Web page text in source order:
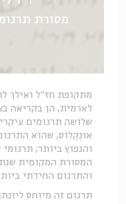
מסורת
מתקופת חז"ל ואילך
לארמית, הן בקריאה
שלושה תרגומים
אוּנְקְלוֹס, שהוא
והנפוץ ביותר;
המסורת המקומית
והתרגום החידתי
תרגום זה מיוחס